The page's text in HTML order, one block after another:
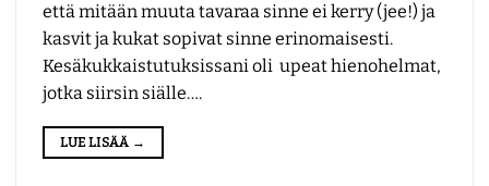
että mitään muuta tavaraa sinne ei kerry (jee!) ja
kasvit ja kukat sopivat sinne erinomaisesti.
Kesäkukkaistutuksissani oli upeat hienohelmat,
jotka siirsin siälle….
LUE LISÄÄ →